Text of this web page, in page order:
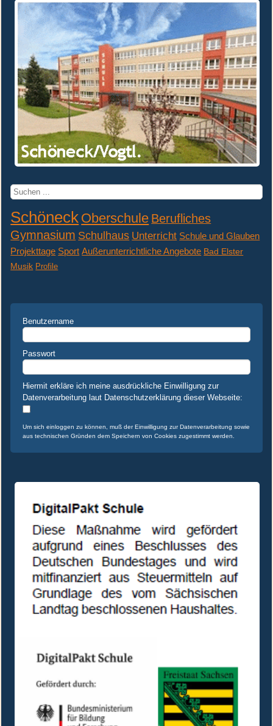
Suchen
Schöneck Oberschule Berufliches
Gymnasium Schulhaus Unterricht Schule und Glauben
Projekttage Sport Außerunterrichtliche Angebote Bad Elster
Musik Profile
Benutzername
Passwort
Hiermit erkläre ich meine ausdrückliche Einwilligung zur
Datenverarbeitung laut Datenschutzerklärung dieser Webseite:
Um sich einloggen zu können, muß der Einwilligung zur Datenverarbeitung sowie
aus technischen Gründen dem Speichern von Cookies zugestimmt werden.